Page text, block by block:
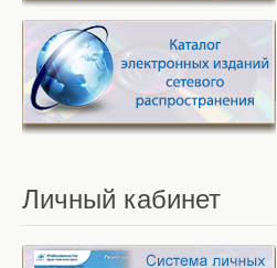
Личный кабинет